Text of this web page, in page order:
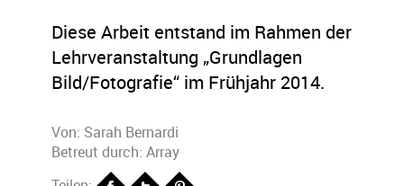
Diese Arbeit entstand im Rahmen der
Lehrveranstaltung „Grundlagen
Bild/Fotografie“ im Frühjahr 2014.
Von: Sarah Bernardi
Betreut durch: Array